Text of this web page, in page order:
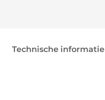
Technische informatie